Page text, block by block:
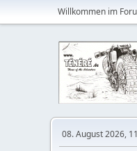
Willkommen im
08. August 2026,